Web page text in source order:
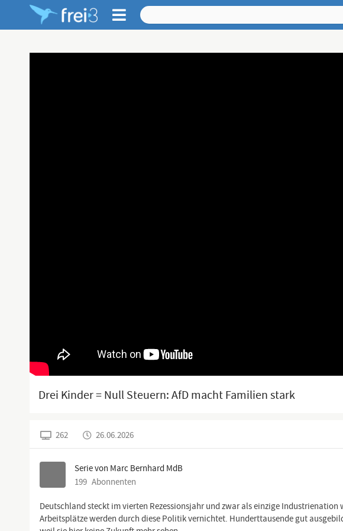
Drei Kinder = Null Steuern: AfD macht Familien stark
262 26.06.2026
Serie von Marc Bernhard MdB
199 Abonnenten
Deutschland steckt im vierten Rezessionsjahr und zwar als einzige
Arbeitsplätze werden durch diese Politik vernichtet. Hunderttausende gut